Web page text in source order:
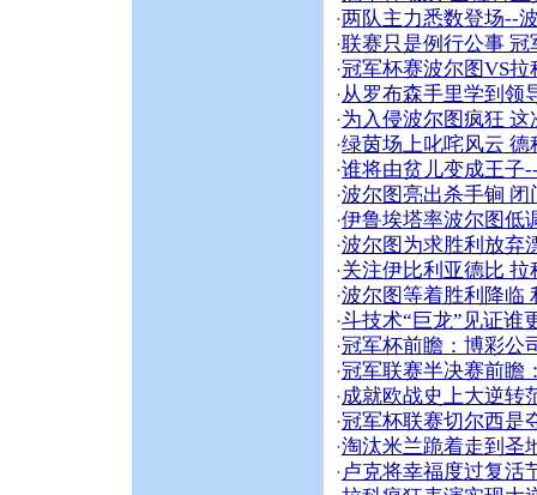
·两队主力悉数登场--
·联赛只是例行公事
·冠军杯赛波尔图VS
·从罗布森手里学到领
·为入侵波尔图疯狂
·绿茵场上叱咤风云
·谁将由贫儿变成王子
·波尔图亮出杀手锏 闭
·伊鲁埃塔率波尔图低
·波尔图为求胜利放弃
·关注伊比利亚德比
·波尔图等着胜利降临
·斗技术“巨龙”见证谁
·冠军杯前瞻：博彩公
·冠军联赛半决赛前瞻
·成就欧战史上大逆转
·冠军杯联赛切尔西是
·淘汰米兰跪着走到圣
·卢克将幸福度过复活